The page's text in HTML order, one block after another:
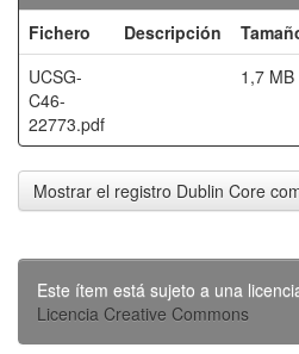
Fichero
Descripción
UCSG-
C46-
22773.pdf
1,7 MB
Mostrar el registro Dublin Core
Este ítem está sujeto a una
Licencia Creative Commons